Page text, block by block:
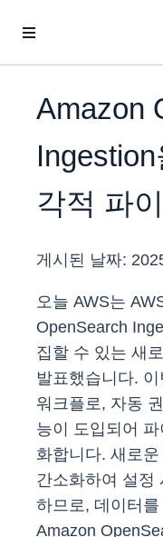
Amazon
각적 파
게시된 날짜:
오늘 AWS는
OpenSearch
집할 수 있는 새
발표했습니다.
워크플로, 자동
능이 도입되어
화합니다. 새로
간소화하여 설정
하므로, 데이터
Amazon